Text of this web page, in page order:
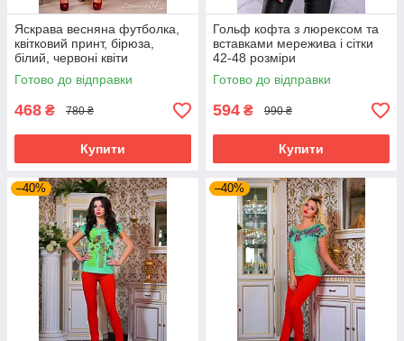
Яскрава весняна футболка,
квітковий принт, бірюза,
білий, червоні квіти
Готово до відправки
468 ₴ 780 ₴
Купити
Гольф кофта з люрексом та
вставками мережива і сітки
42-48 розміри
Готово до відправки
594 ₴ 990 ₴
Купити
–40% –40%